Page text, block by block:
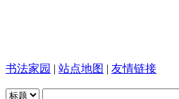
书法家园 | 站点地图 | 友情链接